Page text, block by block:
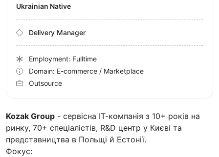
Kozak Group - сервісна ІТ-компанія з 10+ років на
ринку, 70+ спеціалістів, R&D центр у Києві та
представництва в Польщі й Естонії.
Фокус:
Ukrainian Native
Delivery Manager
Employment: Fulltime
Domain: E-commerce / Marketplace
Outsource